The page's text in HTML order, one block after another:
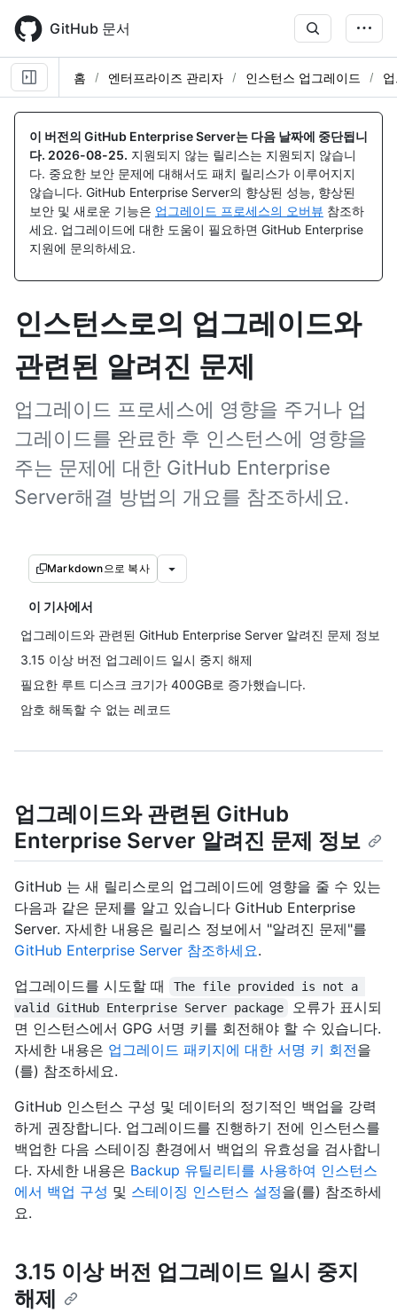
main
content
GitHub 문서
홈 엔터프라이즈 관리자 인스턴스 업그레이드
이 버전의 GitHub Enterprise Server는 다음 날짜에 중단됩니
다. 2026-08-25. 지원되지 않는 릴리스는 지원되지 않습니
다. 중요한 보안 문제에 대해서도 패치 릴리스가 이루어지지
않습니다. GitHub Enterprise Server의 향상된 성능, 향상된
보안 및 새로운 기능은 업그레이드 프로세스의 오버뷰 참조하
세요. 업그레이드에 대한 도움이 필요하면 GitHub Enterprise
지원에 문의하세요.
인스턴스로의 업그레이드와
관련된 알려진 문제
업그레이드 프로세스에 영향을 주거나 업
그레이드를 완료한 후 인스턴스에 영향을
주는 문제에 대한 GitHub Enterprise
Server해결 방법의 개요를 참조하세요.
Markdown으로 복사
이 기사에서
업그레이드와 관련된 GitHub Enterprise Server 알려진 문제 정보
3.15 이상 버전 업그레이드 일시 중지 해제
필요한 루트 디스크 크기가 400GB로 증가했습니다.
암호 해독할 수 없는 레코드
업그레이드와 관련된 GitHub
Enterprise Server 알려진 문제 정보
GitHub 는 새 릴리스로의 업그레이드에 영향을 줄 수 있는
다음과 같은 문제를 알고 있습니다 GitHub Enterprise
Server. 자세한 내용은 릴리스 정보에서 "알려진 문제"를
GitHub Enterprise Server 참조하세요.
업그레이드를 시도할 때
The file provided is not a
valid GitHub Enterprise Server package
오류가 표시되
면 인스턴스에서 GPG 서명 키를 회전해야 할 수 있습니다.
자세한 내용은 업그레이드 패키지에 대한 서명 키 회전을
(를) 참조하세요.
GitHub 인스턴스 구성 및 데이터의 정기적인 백업을 강력
하게 권장합니다. 업그레이드를 진행하기 전에 인스턴스를
백업한 다음 스테이징 환경에서 백업의 유효성을 검사합니
다. 자세한 내용은 Backup 유틸리티를 사용하여 인스턴스
에서 백업 구성 및 스테이징 인스턴스 설정을(를) 참조하세
요.
3.15 이상 버전 업그레이드 일시 중지
해제